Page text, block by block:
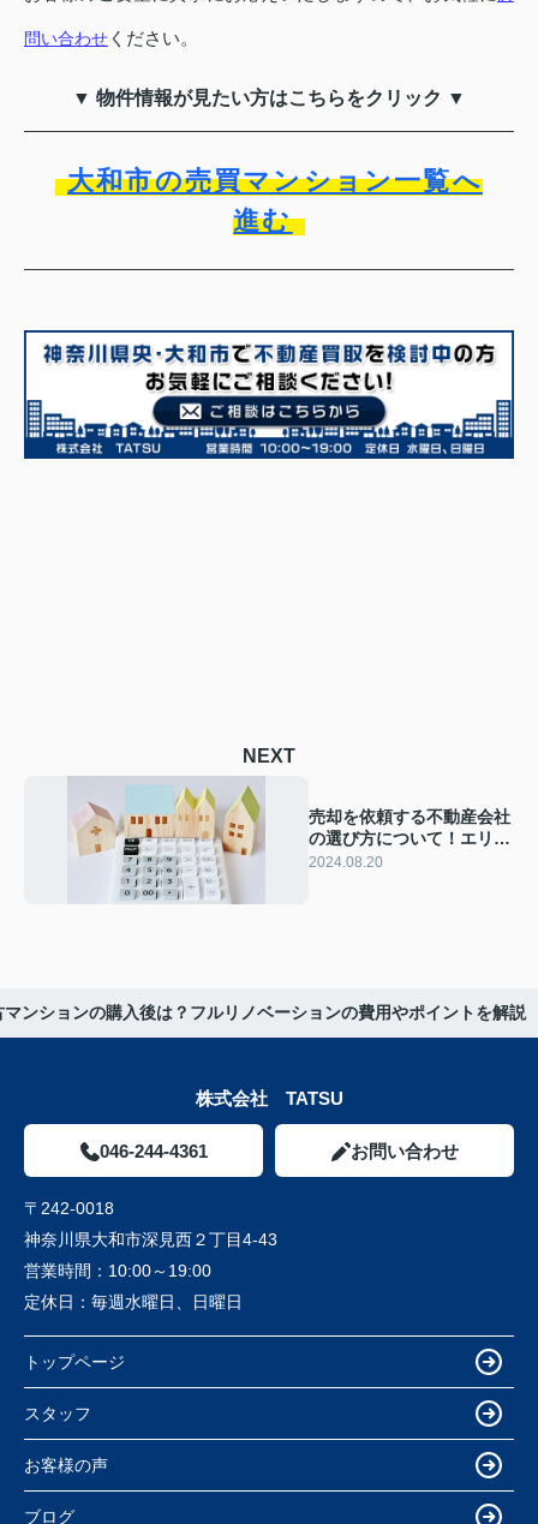
問い合わせ ください。
▼ 物件情報が見たい方はこちらをクリック ▼
大和市の売買マンション一覧へ
進む
NEXT
売却を依頼する不動産会社
の選び方について！エリ
ア・種別ごとに解説！
2024.08.20
マンションの購入後は？フルリノベーションの費用やポイントを解説
株式会社 TATSU
046-244-4361 お問い合わせ
〒242-0018
神奈川県大和市深見西２丁目4-43
営業時間： 10:00～19:00
定休日： 毎週水曜日、日曜日
トップページ
スタッフ
お客様の声
ブログ